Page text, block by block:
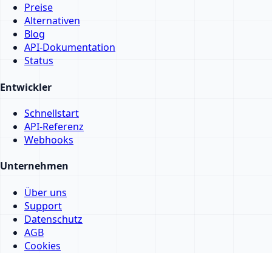
Preise
Alternativen
Blog
API-Dokumentation
Status
Entwickler
Schnellstart
API-Referenz
Webhooks
Unternehmen
Über uns
Support
Datenschutz
AGB
Cookies